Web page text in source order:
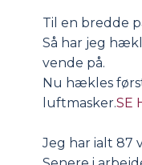
Til en bredde
Så har jeg
vende på.
Nu hækles
luftmasker.SE
Jeg har ialt 87